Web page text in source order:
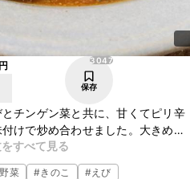
円 3047
保存
チンゲン菜と共に、甘くてピリ辛
けで炒め合わせました。大きめに
ても食べ応えがありますよ。夜ご
すべて見る
菜 #きのこ #えび